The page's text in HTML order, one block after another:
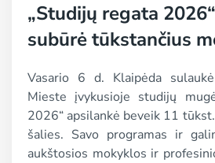
„Studijų regata
subūrė tūkstančius
Vasario 6 d. Klaipėda
Mieste įvykusioje studijų
2026“ apsilankė beveik 11
šalies. Savo programas ir
aukštosios mokyklos ir